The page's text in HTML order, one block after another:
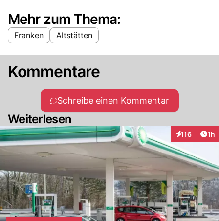
Mehr zum Thema:
Franken Altstätten
Kommentare
Schreibe einen Kommentar
Weiterlesen
116
Interaktionen
1h